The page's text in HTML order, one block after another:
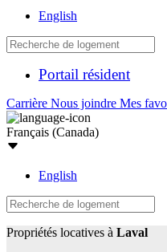
English
Portail résident
Carrière Nous joindre Mes
Français (Canada)
English
Propriétés locatives à Laval